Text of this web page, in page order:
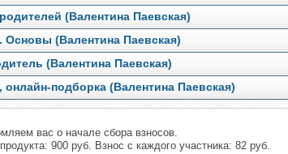
(Валентина Паевская)
Основы (Валентина Паевская)
(Валентина Паевская)
онлайн-подборка (Валентина Паевская)
вас о начале сбора взносов.
900 руб. Взнос с каждого участника: 82 руб.